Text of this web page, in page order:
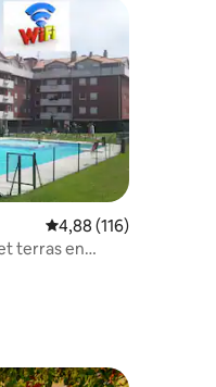
187 recensies
Gemiddelde
4,88 (116)
terras en